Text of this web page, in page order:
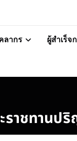
ลากร ผู้สำเร็จ
ราชทาน